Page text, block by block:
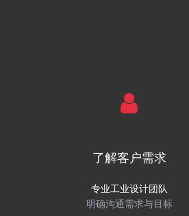
了解客户需求
专业工业设计团队
明确沟通需求与目标